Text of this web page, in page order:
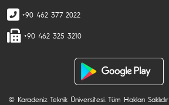
+90 462 377 2022
+90 462 325 3210
© Karadeniz Teknik Üniversitesi. Tüm Hakları Saklıdır